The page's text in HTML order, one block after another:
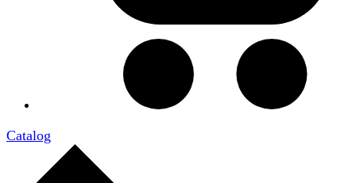
Catalog